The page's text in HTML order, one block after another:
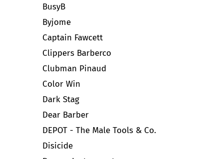
BusyB
Byjome
Captain Fawcett
Clippers Barberco
Clubman Pinaud
Color Win
Dark Stag
Dear Barber
DEPOT - The Male Tools & Co.
Disicide